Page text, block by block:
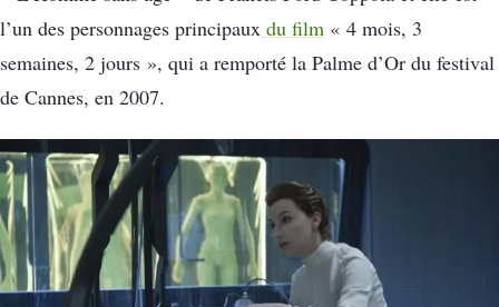
l’un des personnages principaux du film « 4 mois, 3
semaines, 2 jours », qui a remporté la Palme d’Or du festival
de Cannes, en 2007.